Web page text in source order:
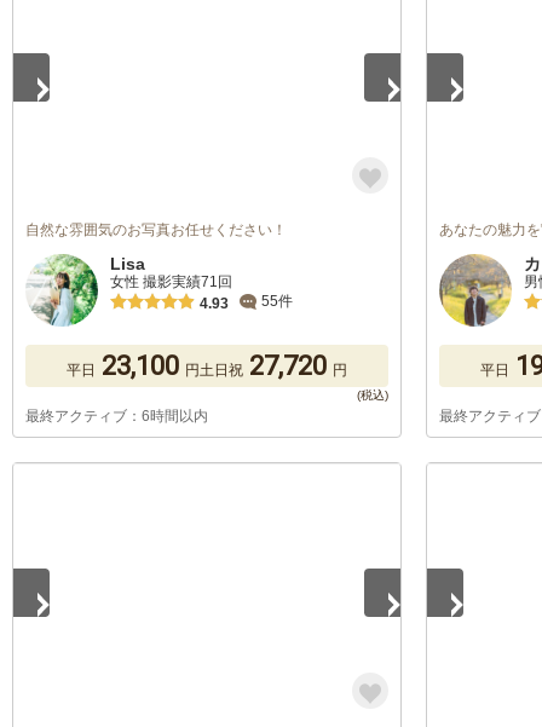
自然な雰囲気のお写真お任せください！
Lisa
女性 撮影実績71回
4.93
55件
平日 23,100 円土日祝 27,720 円
最終アクティブ：6時間以内
あなたの魅力
平日
最終アクティ